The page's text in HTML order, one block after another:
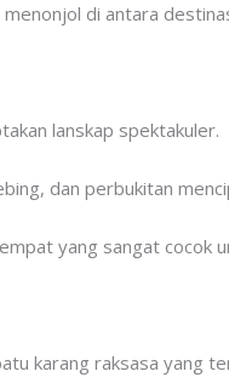
di antara
lanskap spektakuler.
dan perbukitan
yang sangat cocok
karang raksasa yang